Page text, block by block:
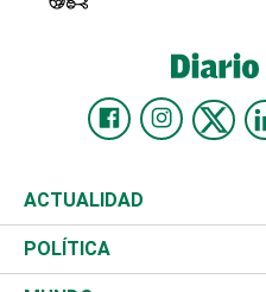
ACTUALIDAD
Nacional
POLÍTICA